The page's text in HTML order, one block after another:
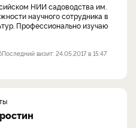
НИИ садоводства им.
научного сотрудника в
Профессионально изучаю
Последний визит: 24.05.2017 в 15:47